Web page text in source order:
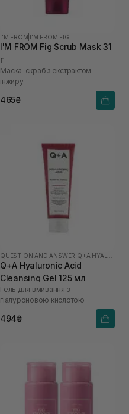
I'M FROM I'M FROM FIG
I'M FROM Fig Scrub Mask 31
г
Маска-скраб з екстрактом
інжиру
465₴
QUESTION AND ANSWER
Q+A Hyaluronic Acid
Cleansing Gel 125 мл
Гель для вмивання з
гіалуроновою кислотою
494₴